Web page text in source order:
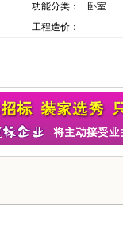
功能分类：
卧室
工程造价：